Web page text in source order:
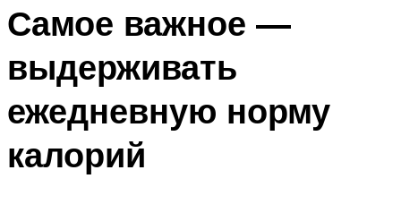
Самое важное —
выдерживать
ежедневную норму
калорий